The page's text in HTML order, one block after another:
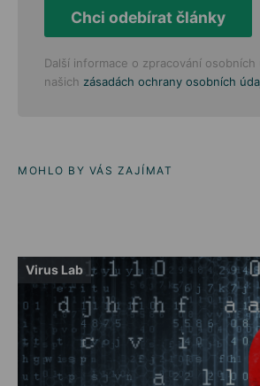
Chci odebírat články
Další informace o zpracování
našich zásadách ochrany osobních
MOHLO BY VÁS ZAJÍMAT
Virus Lab